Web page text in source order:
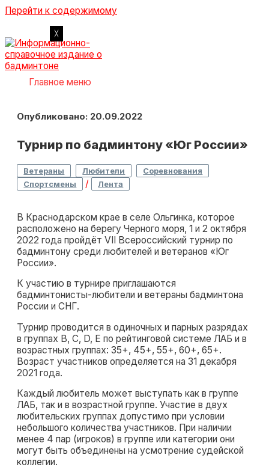
Перейти к содержимому
Главное меню
Опубликовано: 20.09.2022
Турнир по бадминтону «Юг России»
Ветераны Любители Соревнования
Спортсмены / Лента
В Краснодарском крае в селе Ольгинка, которое
расположено на берегу Черного моря, 1 и 2 октября
2022 года пройдёт VII Всероссийский турнир по
бадминтону среди любителей и ветеранов «Юг
России».
К участию в турнире приглашаются
бадминтонисты-любители и ветераны бадминтона
России и СНГ.
Турнир проводится в одиночных и парных разрядах
в группах B, C, D, E по рейтинговой системе ЛАБ и в
возрастных группах: 35+, 45+, 55+, 60+, 65+.
Возраст участников определяется на 31 декабря
2021 года.
Каждый любитель может выступать как в группе
ЛАБ, так и в возрастной группе. Участие в двух
любительских группах допустимо при условии
небольшого количества участников. При наличии
менее 4 пар (игроков) в группе или категории они
могут быть объединены на усмотрение судейской
коллегии.